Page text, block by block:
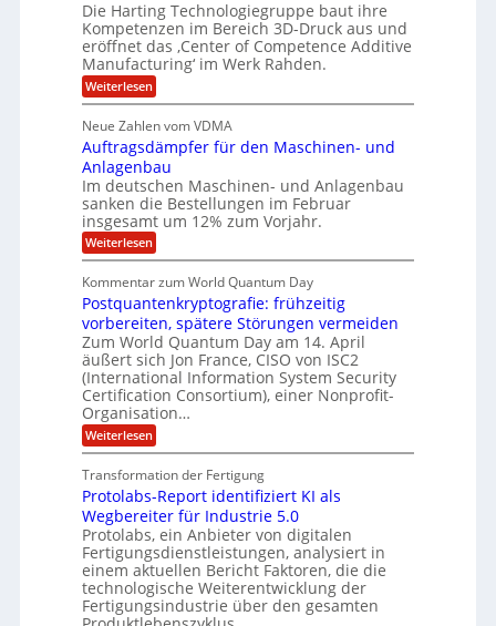
l
t
6
5
M
i
l
l
i
o
n
e
n
U
S
-
D
o
l
l
a
r
g
i
n
e
e
r
i
n
g
f
ü
r
M
E
A
u
n
d
L
a
t
e
i
n
a
m
e
r
r
s
i
o
n
3
.
2
n
i
m
m
t
A
p
s
o
l
u
t
S
a
u
e
r
e
s
i
g
w
i
r
d
C
h
i
e
f
C
u
s
t
o
m
e
r
O
ff
c
e
r
Die Harting Technologiegruppe baut ihre
Kompetenzen im Bereich 3D-Druck aus und
eröffnet das ‚Center of Competence Additive
Manufacturing‘ im Werk Rahden.
Weiterlesen:
H
r
t
i
n
g
e
r
ö
f
n
e
t
K
o
m
p
e
t
e
n
z
z
e
n
t
r
u
m
f
ü
r
Neue Zahlen vom VDMA
Auftragsdämpfer für den Maschinen- und
Anlagenbau
Im deutschen Maschinen- und Anlagenbau
sanken die Bestellungen im Februar
insgesamt um 12% zum Vorjahr.
Weiterlesen:
A
f
t
r
a
g
s
d
ä
m
p
f
e
r
ü
r
d
e
n
M
a
s
Kommentar zum World Quantum Day
Postquantenkryptografie: frühzeitig
vorbereiten, spätere Störungen vermeiden
Zum World Quantum Day am 14. April
äußert sich Jon France, CISO von ISC2
(International Information System Security
Certification Consortium), einer Nonprofit-
Organisation…
Weiterlesen:
P
s
t
q
u
a
n
t
e
n
k
Transformation der Fertigung
Protolabs-Report identifiziert KI als
Wegbereiter für Industrie 5.0
Protolabs, ein Anbieter von digitalen
Fertigungsdienstleistungen, analysiert in
einem aktuellen Bericht Faktoren, die die
technologische Weiterentwicklung der
Fertigungsindustrie über den gesamten